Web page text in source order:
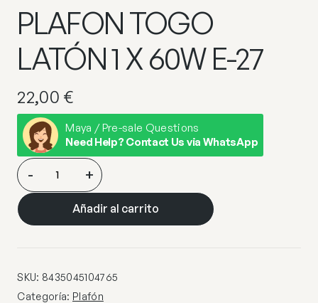
PLAFON TOGO
LATÓN 1 X 60W E-27
22,00 €
Maya / Pre-sale Questions
Need Help? Contact Us via WhatsApp
PLAFON
TOGO
LATÓN
1
E-
27
- +
Añadir al carrito
SKU: 8435045104765
Categoría: Plafón